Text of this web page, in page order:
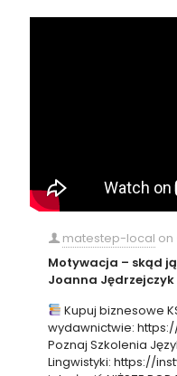
matestep-local on
Motywacja – skąd ją
Joanna Jędrzejczyk
Kupuj biznesowe
wydawnictwie:
Poznaj Szkolenia
Lingwistyki: https://